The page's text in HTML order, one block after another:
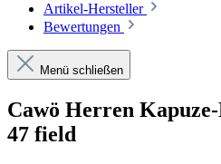
Artikel-Hersteller
Bewertungen
Menü schließen
Cawö Herren Kapuze-
47 field